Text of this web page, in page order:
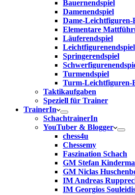
Bauernendspiel
Damenendspiel
Dame-Leichtfiguren-
Elementare
Läuferendspiel
Leichtfigurenendspiel
Springerendspiel
Turmendspiel
Turm-Leichtfiguren-
Taktikaufgaben
Speziell für Trainer
TrainerIn
SchachtrainerIn
YouTuber & Blogger
chess4u
Chessemy
Faszination Schach
GM Stefan
GM Niclas
IM Andreas
IM Georgios